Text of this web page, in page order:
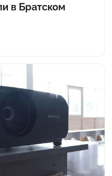
в Братском